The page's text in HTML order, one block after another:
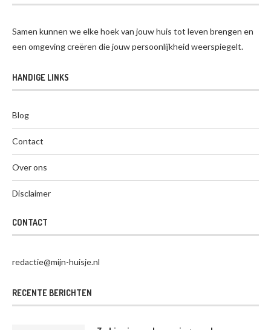
Samen kunnen we elke hoek van jouw huis tot leven brengen en
een omgeving creëren die jouw persoonlijkheid weerspiegelt.
HANDIGE LINKS
Blog
Contact
Over ons
Disclaimer
CONTACT
redactie@mijn-huisje.nl
RECENTE BERICHTEN